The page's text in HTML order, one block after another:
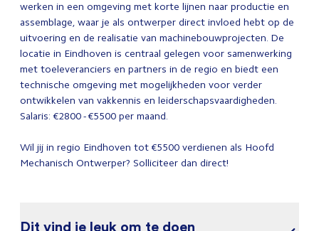
werken in een omgeving met korte lijnen naar productie en
assemblage, waar je als ontwerper direct invloed hebt op de
uitvoering en de realisatie van machinebouwprojecten. De
locatie in Eindhoven is centraal gelegen voor samenwerking
met toeleveranciers en partners in de regio en biedt een
technische omgeving met mogelijkheden voor verder
ontwikkelen van vakkennis en leiderschapsvaardigheden.
Salaris: €2800 - €5500 per maand.
Wil jij in regio Eindhoven tot €5500 verdienen als Hoofd
Mechanisch Ontwerper? Solliciteer dan direct!
Dit vind je leuk om te doen